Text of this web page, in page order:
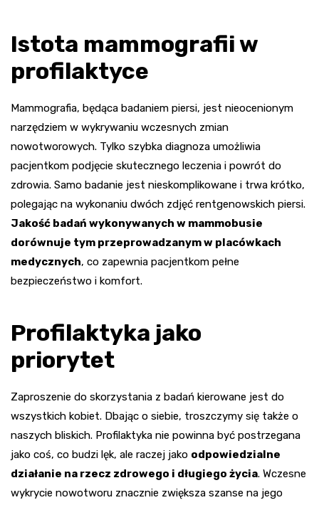
Istota mammografii w
profilaktyce
Mammografia, będąca badaniem piersi, jest nieocenionym
narzędziem w wykrywaniu wczesnych zmian
nowotworowych. Tylko szybka diagnoza umożliwia
pacjentkom podjęcie skutecznego leczenia i powrót do
zdrowia. Samo badanie jest nieskomplikowane i trwa krótko,
polegając na wykonaniu dwóch zdjęć rentgenowskich piersi.
Jakość badań wykonywanych w mammobusie
dorównuje tym przeprowadzanym w placówkach
medycznych, co zapewnia pacjentkom pełne
bezpieczeństwo i komfort.
Profilaktyka jako
priorytet
Zaproszenie do skorzystania z badań kierowane jest do
wszystkich kobiet. Dbając o siebie, troszczymy się także o
naszych bliskich. Profilaktyka nie powinna być postrzegana
jako coś, co budzi lęk, ale raczej jako odpowiedzialne
działanie na rzecz zdrowego i długiego życia. Wczesne
wykrycie nowotworu znacznie zwiększa szanse na jego